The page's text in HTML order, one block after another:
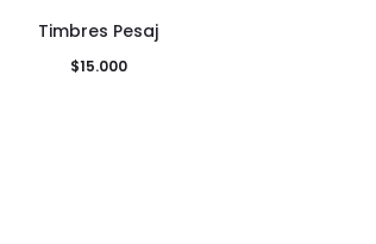
Timbres Pesaj
$15.000